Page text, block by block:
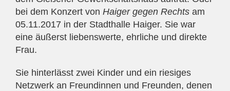
bei dem Konzert von Haiger gegen Rechtsam
05.11.2017 in der Stadthalle Haiger. Sie war
eine äußerst liebenswerte, ehrliche und direkte
Frau.
Sie hinterlässt zwei Kinder und ein riesiges
Netzwerk an Freundinnen und Freunden, denen